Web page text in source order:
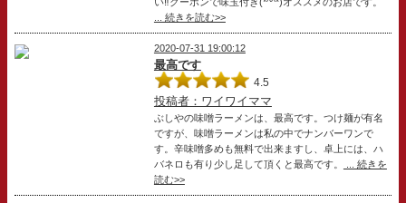
... 続きを読む>>
2020-07-31 19:00:12
最高です
4.5
投稿者：ワイワイママ
ぶしやの味噌ラーメンは、最高です。つけ麺が有名
ですが、味噌ラーメンは私の中でナンバーワンで
す。辛味噌多めも無料で出来ますし、卓上には、ハ
バネロも有り少し足して頂くと最高です。
... 続きを
読む>>